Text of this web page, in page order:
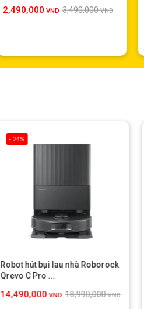
2,490,000 VND 3,490,000 VND
- 24%
Robot hút bụi lau nhà Roborock
Qrevo C Pro ...
14,490,000 VND 18,990,000 VND